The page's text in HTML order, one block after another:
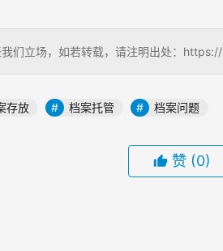
们立场，如若转载，请注明出处：
存放 档案托管 档案问题
赞 (0)